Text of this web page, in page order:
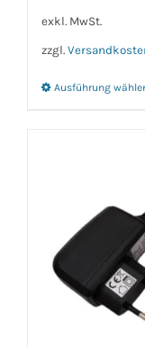
exkl. MwSt.
zzgl.
Ausführung